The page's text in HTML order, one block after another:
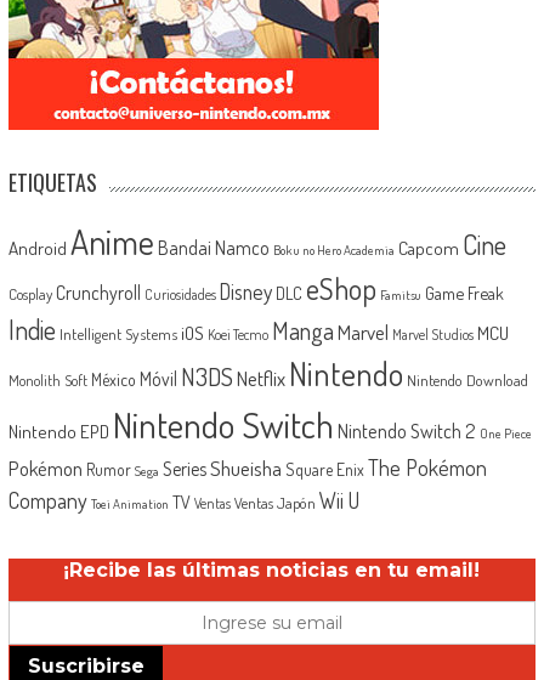
ETIQUETAS
Android Anime Bandai Namco Boku no Hero Academia Capcom Cine
Cosplay Crunchyroll Curiosidades Disney DLC eShop Famitsu Game Freak
Indie Intelligent Systems iOS Koei Tecmo MangaMarvel Marvel Studios MCU
Monolith Soft México Móvil N3DSNetflix Nintendo Nintendo Download
Nintendo EPD Nintendo Switch Nintendo Switch 2 One Piece
Pokémon Rumor Sega SeriesShueisha Square EnixThe Pokémon
Company Toei Animation TV Ventas Ventas Japón Wii U
¡Recibe las últimas noticias en tu email!
Suscribirse